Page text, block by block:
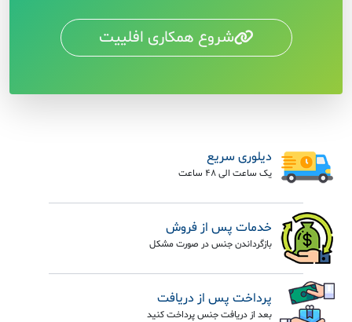
شروع همکاری افلییت
دیلوری سریع
یک ساعت الی 48 ساعت
خدمات پس از فروش
بازگرداندن جنس در صورت مشکل
پرداخت پس از دریافت
بعد از دریافت جنس پرداخت کنید